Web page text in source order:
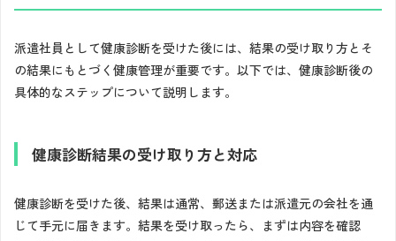
派遣社員として健康診断を受けた後には、結果の受け取り方とそ
の結果にもとづく健康管理が重要です。以下では、健康診断後の
具体的なステップについて説明します。
健康診断結果の受け取り方と対応
健康診断を受けた後、結果は通常、郵送または派遣元の会社を通
じて手元に届きます。結果を受け取ったら、まずは内容を確認